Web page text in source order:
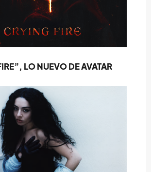
LO NUEVO DE AVATAR